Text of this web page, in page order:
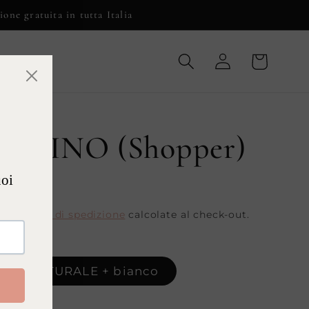
gratuita in tutta Italia
Accedi Carrello
(Shopper)
Spese di spedizione calcolate al check-out.
NATURALE + bianco